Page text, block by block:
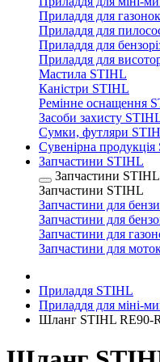
Приладдя для
Приладдя для
Приладдя для
Приладдя для
Мастила STIHL
Каністри STIHL
Ремінне оснащення
Засоби захисту
Сумки, футляри
Сувенірна
Запчастини STIHL
Запчастини STIHL
Запчастини STIHL
Запчастини для
Запчастини для
Запчастини для
Запчастини для
Приладдя STIHL
Приладдя для міні-
Шланг STIHL RE90-